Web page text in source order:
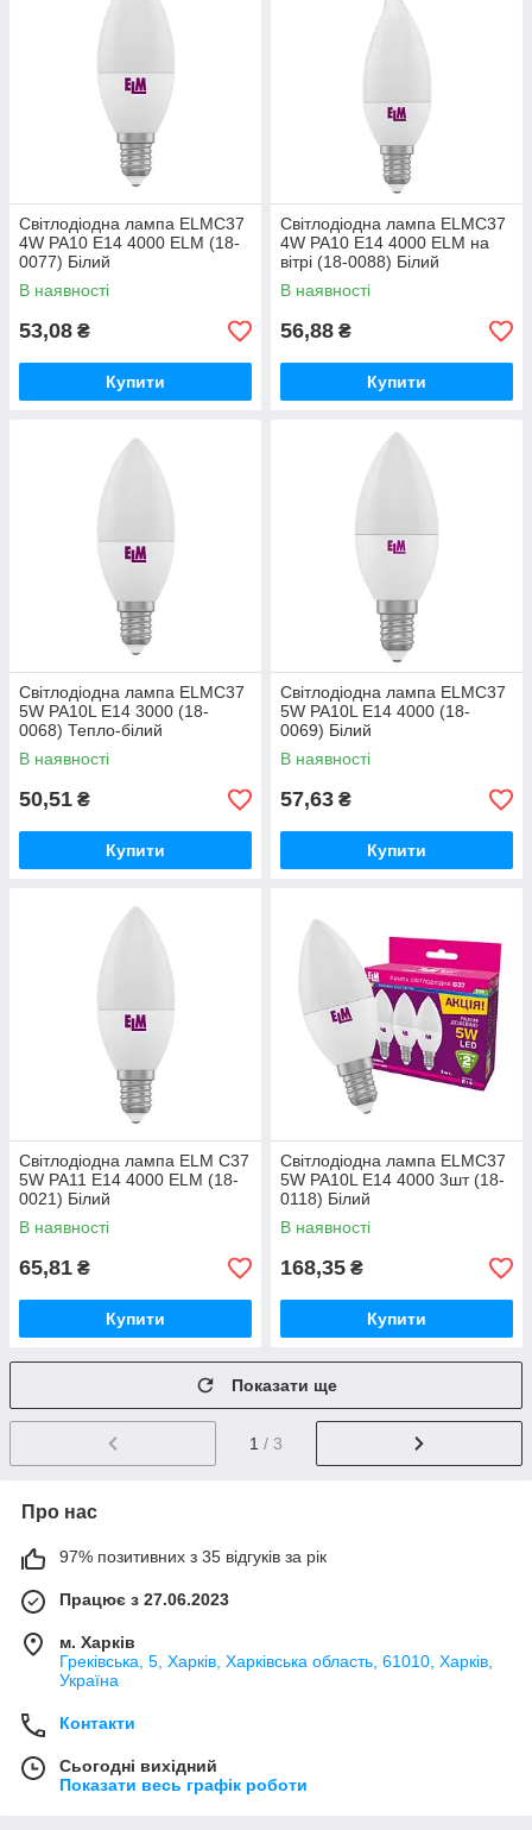
Світлодіодна лампа ELMС37
4W PA10 E14 4000 ELM (18-
0077) Білий
В наявності
53,08 ₴
Купити
Світлодіодна лампа ELMС37
4W PA10 E14 4000 ELM на
вітрі (18-0088) Білий
В наявності
56,88 ₴
Купити
Світлодіодна лампа ELMС37
5W PA10L E14 3000 (18-
0068) Тепло-білий
В наявності
50,51 ₴
Купити
Світлодіодна лампа ELMС37
5W PA10L E14 4000 (18-
0069) Білий
В наявності
57,63 ₴
Купити
Світлодіодна лампа ELM С37
5W PA11 E14 4000 ELM (18-
0021) Білий
В наявності
65,81 ₴
Купити
Світлодіодна лампа ELMС37
5W PA10L E14 4000 3шт (18-
0118) Білий
В наявності
168,35 ₴
Купити
Показати ще
1 / 3
Про нас
97% позитивних з 35 відгуків за рік
Працює з 27.06.2023
м. Харків
Греківська, 5, Харків, Харківська область, 61010, Харків,
Україна
Контакти
Сьогодні вихідний
Показати весь графік роботи